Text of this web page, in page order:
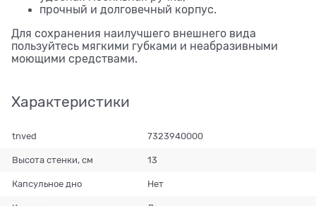
прочный и долговечный корпус.
Для сохранения наилучшего внешнего вида
пользуйтесь мягкими губками и неабразивными
моющими средствами.
Характеристики
tnved 7323940000
Высота стенки, см 13
Капсульное дно Нет